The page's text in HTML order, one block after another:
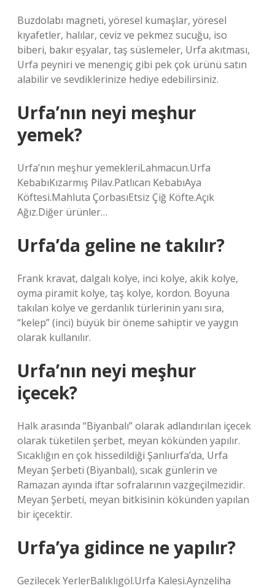
Buzdolabı magneti, yöresel kumaşlar, yöresel
kıyafetler, halılar, ceviz ve pekmez sucuğu, iso
biberi, bakır eşyalar, taş süslemeler, Urfa akıtması,
Urfa peyniri ve menengiç gibi pek çok ürünü satın
alabilir ve sevdiklerinize hediye edebilirsiniz.
Urfa’nın neyi meşhur
yemek?
Urfa’nın meşhur yemekleriLahmacun.Urfa
KebabıKızarmış Pilav.Patlıcan KebabıAya
Köftesi.Mahluta ÇorbasıEtsiz Çiğ Köfte.Açık
Ağız.Diğer ürünler…
Urfa’da geline ne takılır?
Frank kravat, dalgalı kolye, inci kolye, akik kolye,
oyma piramit kolye, taş kolye, kordon. Boyuna
takılan kolye ve gerdanlık türlerinin yanı sıra,
“kelep” (inci) büyük bir öneme sahiptir ve yaygın
olarak kullanılır.
Urfa’nın neyi meşhur
içecek?
Halk arasında “Biyanbalı” olarak adlandırılan içecek
olarak tüketilen şerbet, meyan kökünden yapılır.
Sıcaklığın en çok hissedildiği Şanlıurfa’da, Urfa
Meyan Şerbeti (Biyanbalı), sıcak günlerin ve
Ramazan ayında iftar sofralarının vazgeçilmezidir.
Meyan Şerbeti, meyan bitkisinin kökünden yapılan
bir içecektir.
Urfa’ya gidince ne yapılır?
Gezilecek YerlerBalıklıgöl.Urfa Kalesi.Aynzeliha